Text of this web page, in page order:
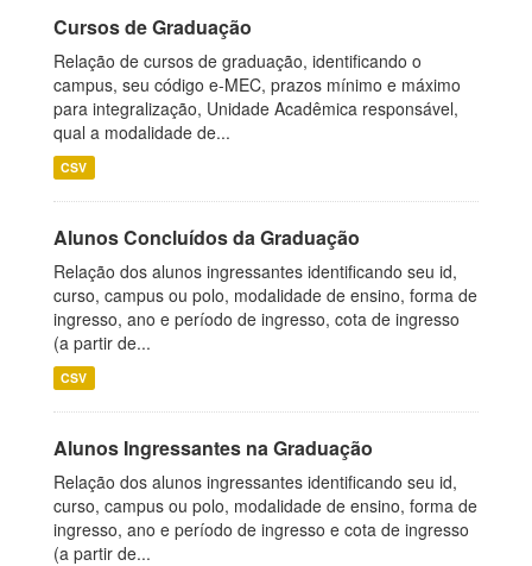
Cursos de Graduação
Relação de cursos de graduação, identificando o
campus, seu código e-MEC, prazos mínimo e máximo
para integralização, Unidade Acadêmica responsável,
qual a modalidade de...
CSV
Alunos Concluídos da Graduação
Relação dos alunos ingressantes identificando seu id,
curso, campus ou polo, modalidade de ensino, forma de
ingresso, ano e período de ingresso, cota de ingresso
(a partir de...
CSV
Alunos Ingressantes na Graduação
Relação dos alunos ingressantes identificando seu id,
curso, campus ou polo, modalidade de ensino, forma de
ingresso, ano e período de ingresso e cota de ingresso
(a partir de...